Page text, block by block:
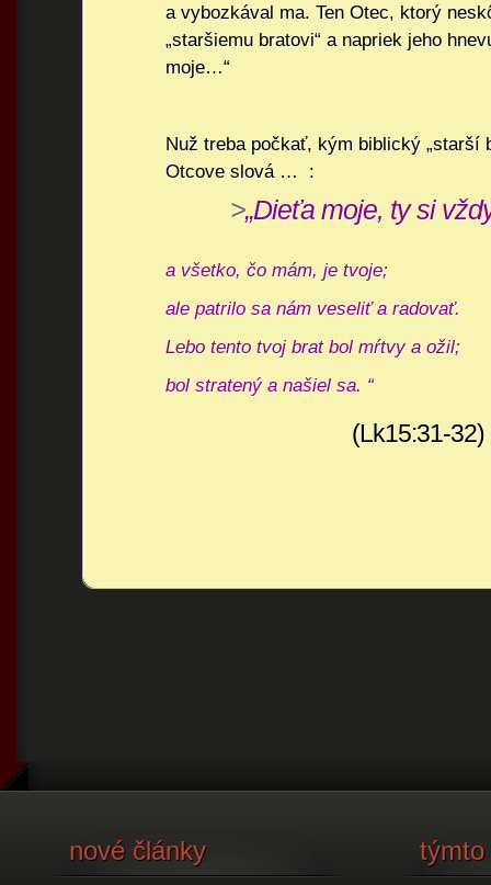
a vybozkával ma. Ten Otec, ktorý
„staršiemu bratovi“ a napriek jeho
moje…“
Nuž treba počkať, kým biblický „starší
Otcove slová … :
>„Dieťa moje, ty si
a všetko, čo mám, je tvoje;
ale patrilo sa nám veseliť a radovať.
Lebo tento tvoj brat bol mŕtvy a ožil;
bol stratený a našiel sa. “
(Lk15:31-32)
nové články týmto